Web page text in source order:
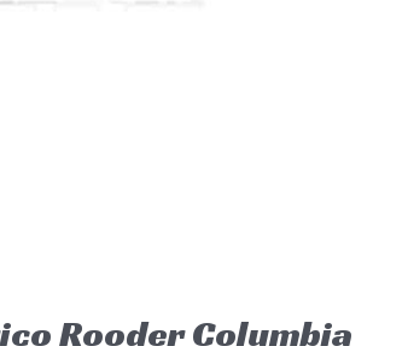
Rooder Columbia